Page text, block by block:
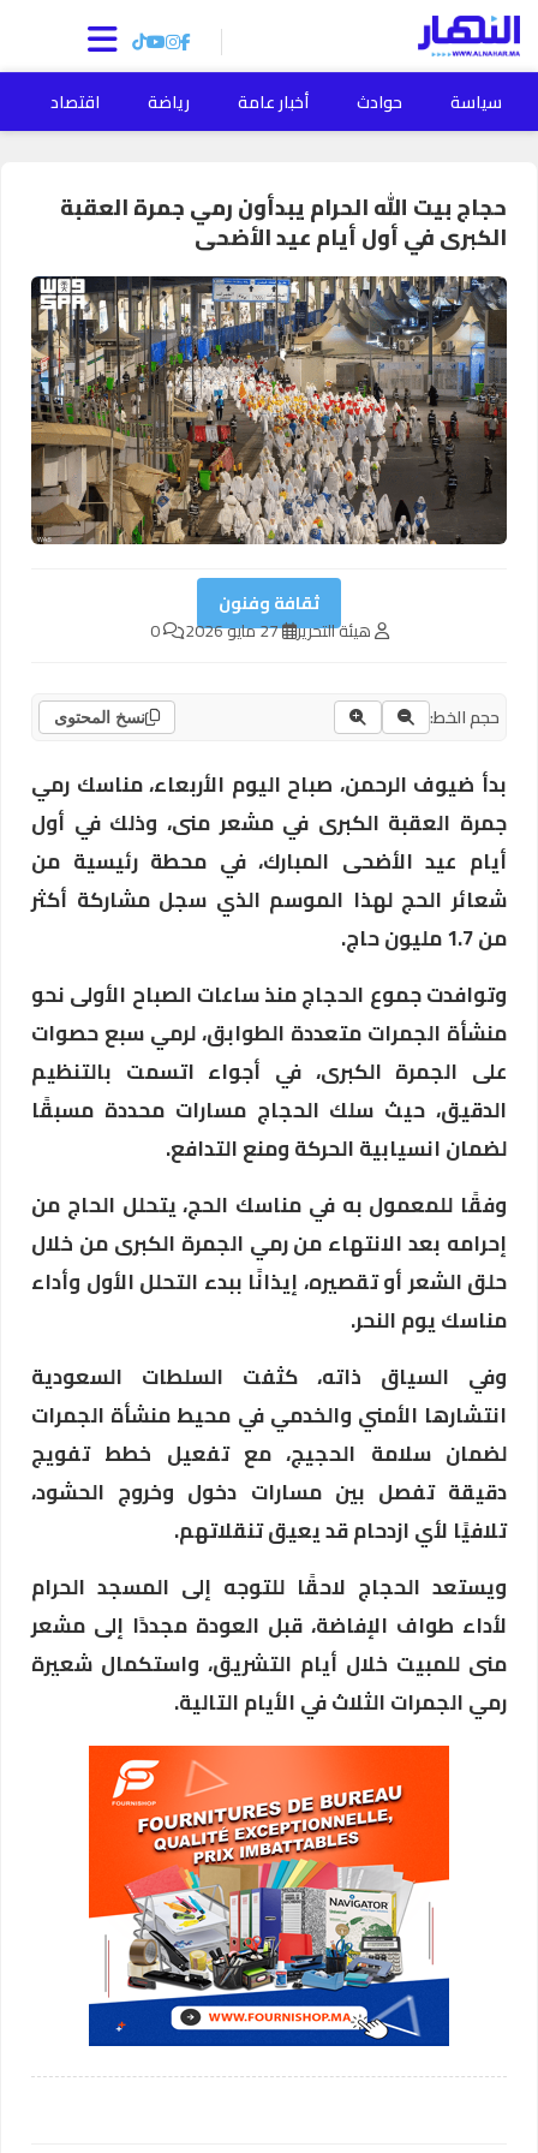
سياسة حوادث أخبار عامة رياضة اقتصاد
حجاج بيت الله الحرام يبدأون رمي جمرة العقبة
الكبرى في أول أيام عيد الأضحى
ثقافة وفنون
هيئة التحرير 27 مايو 2026 0
حجم الخط: نسخ المحتوى
بدأ ضيوف الرحمن، صباح اليوم الأربعاء، مناسك رمي
جمرة العقبة الكبرى في مشعر منى، وذلك في أول
أيام عيد الأضحى المبارك، في محطة رئيسية من
شعائر الحج لهذا الموسم الذي سجل مشاركة أكثر
من 1.7 مليون حاج.
وتوافدت جموع الحجاج منذ ساعات الصباح الأولى نحو
منشأة الجمرات متعددة الطوابق، لرمي سبع حصوات
على الجمرة الكبرى، في أجواء اتسمت بالتنظيم
الدقيق، حيث سلك الحجاج مسارات محددة مسبقًا
لضمان انسيابية الحركة ومنع التدافع.
وفقًا للمعمول به في مناسك الحج، يتحلل الحاج من
إحرامه بعد الانتهاء من رمي الجمرة الكبرى من خلال
حلق الشعر أو تقصيره، إيذانًا ببدء التحلل الأول وأداء
مناسك يوم النحر.
وفي السياق ذاته، كثفت السلطات السعودية
انتشارها الأمني والخدمي في محيط منشأة الجمرات
لضمان سلامة الحجيج، مع تفعيل خطط تفويج
دقيقة تفصل بين مسارات دخول وخروج الحشود،
تلافيًا لأي ازدحام قد يعيق تنقلاتهم.
ويستعد الحجاج لاحقًا للتوجه إلى المسجد الحرام
لأداء طواف الإفاضة، قبل العودة مجددًا إلى مشعر
منى للمبيت خلال أيام التشريق، واستكمال شعيرة
رمي الجمرات الثلاث في الأيام التالية.